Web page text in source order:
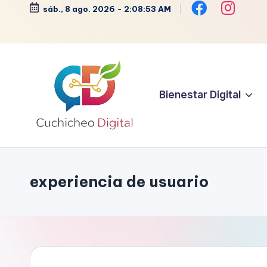
sáb., 8 ago. 2026 - 2:08:53 AM
C
c
i
Crochet,
Vida
Más
Bienestar Digital
experiencia de usuario